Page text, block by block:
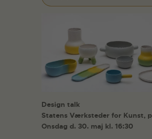
Design talk
Statens Værksteder for Kunst,
Onsdag d. 30. maj kl. 16:30